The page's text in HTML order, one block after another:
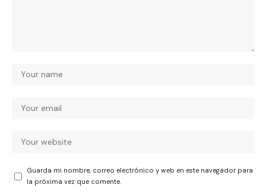
Guarda mi nombre, correo electrónico y web en este navegador para
la próxima vez que comente.